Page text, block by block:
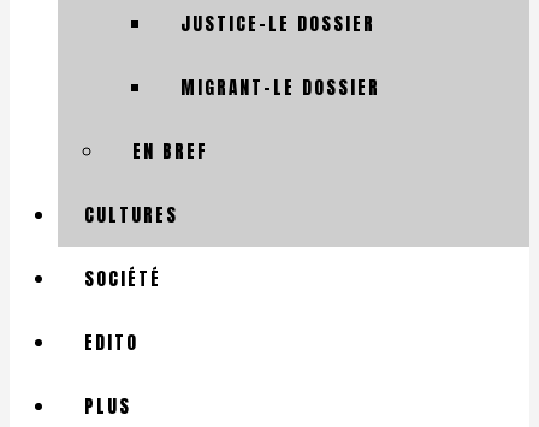
JUSTICE-LE DOSSIER
MIGRANT-LE DOSSIER
EN BREF
CULTURES
SOCIÉTÉ
EDITO
PLUS